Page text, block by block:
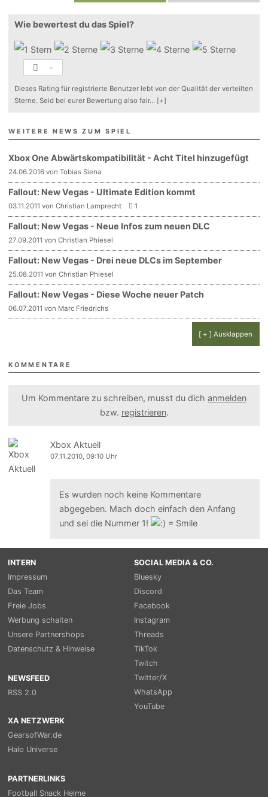
Wie bewertest du das Spiel?
-
Dieses Rating für registrierte Benutzer lebt von der Qualität der verteilten
Sterne. Seid bei eurer Bewertung also fair... [+]
WEITERE NEWS ZUM SPIEL
Xbox One Abwärtskompatibilität - Acht Titel hinzugefügt
24.06.2016 von Tobias Siena
Fallout: New Vegas - Ultimate Edition kommt
03.11.2011 von Christian Lamprecht 1
Fallout: New Vegas - Neue Infos zum neuen DLC
27.09.2011 von Christian Phiesel
Fallout: New Vegas - Drei neue DLCs im September
25.08.2011 von Christian Phiesel
Fallout: New Vegas - Diese Woche neuer Patch
06.07.2011 von Marc Friedrichs
[ + ] Ausklappen
KOMMENTARE
Um Kommentare zu schreiben, musst du dich anmelden
bzw. registrieren.
Xbox Aktuell
07.11.2010, 09:10 Uhr
Es wurden noch keine Kommentare
abgegeben. Mach doch einfach den Anfang
und sei die Nummer 1!
INTERN
Impressum
Das Team
Freie Jobs
Werbung schalten
Unsere Partnershops
Datenschutz & Hinweise
NEWSFEED
RSS 2.0
SOCIAL MEDIA & CO.
Bluesky
Discord
Facebook
Instagram
Threads
TikTok
Twitch
Twitter/X
WhatsApp
YouTube
XA NETZWERK
GearsofWar.de
Halo Universe
PARTNERLINKS
Football Snack Helme